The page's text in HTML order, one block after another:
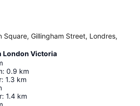
Gillingham Street, Londres,
London Victoria
: 0.9 km
: 1.3 km
: 1.4 km